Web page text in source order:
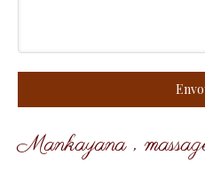
Mankayana ,